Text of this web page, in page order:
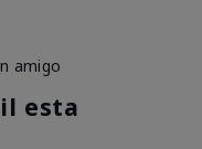
amigo
esta